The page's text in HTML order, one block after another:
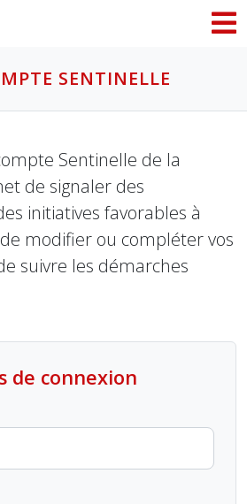
SENTINELLE
Sentinelle de la
de signaler des
initiatives favorables à
modifier ou compléter vos
suivre les démarches
de connexion
cookies